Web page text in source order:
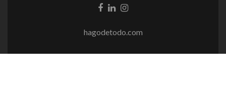
Enlace
EnlaceEnlace
hagodetodo.com